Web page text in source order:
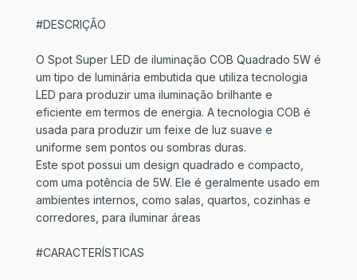
#DESCRIÇÃO
O Spot Super LED de iluminação COB Quadrado 5W é
um tipo de luminária embutida que utiliza tecnologia
LED para produzir uma iluminação brilhante e
eficiente em termos de energia. A tecnologia COB é
usada para produzir um feixe de luz suave e
uniforme sem pontos ou sombras duras.
Este spot possui um design quadrado e compacto,
com uma potência de 5W. Ele é geralmente usado em
ambientes internos, como salas, quartos, cozinhas e
corredores, para iluminar áreas
#CARACTERÍSTICAS